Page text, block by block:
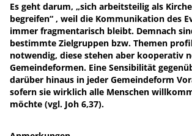
Es geht darum, „sich arbeitsteilig als
begreifen“ , weil die Kommunikation des
immer fragmentarisch bleibt. Demnach
bestimmte Zielgruppen bzw. Themen
notwendig, diese stehen aber kooperativ
Gemeindeformen. Eine Sensibilität
darüber hinaus in jeder Gemeindeform
sofern sie wirklich alle Menschen
möchte (vgl. Joh 6,37).